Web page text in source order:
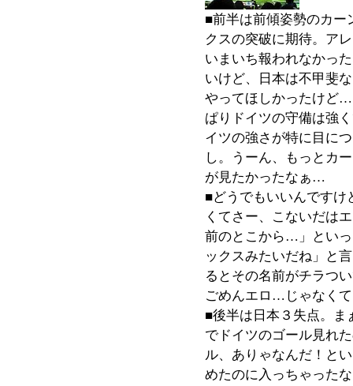
■前半は前傾姿勢のカー
クスの突破に期待。ア
いまいち報われなかっ
いけど、日本は不甲斐
やってほしかったけど
ぱりドイツの守備は強
イツの強さが特に目に
し。うーん、もっとカ
が見たかったなぁ…
■どうでもいいんですけ
くてさー、こないだは
前のとこから…」とい
ックスみたいだね」と
るとその名前がチラつ
ごめんエロ…じゃなく
■後半は日本３失点。ま
でドイツのゴール見れ
ル、ありゃなんだ！と
めたのに入っちゃった